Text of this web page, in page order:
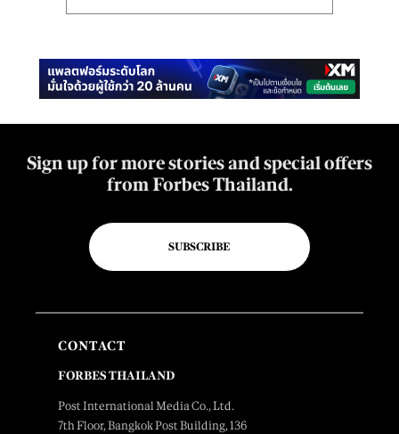
Sign up for more stories and special offers
from Forbes Thailand.
SUBSCRIBE
CONTACT
FORBES THAILAND
Post International Media Co., Ltd.
7th Floor, Bangkok Post Building, 136